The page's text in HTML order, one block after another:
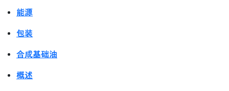
能源
包装
合成基础油
概述